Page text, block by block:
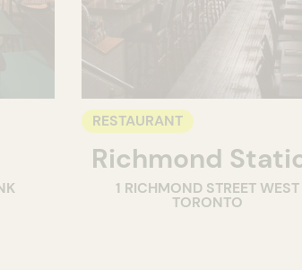
RESTAURANT
Richmond
1 RICHMOND STREET WEST
TORONTO